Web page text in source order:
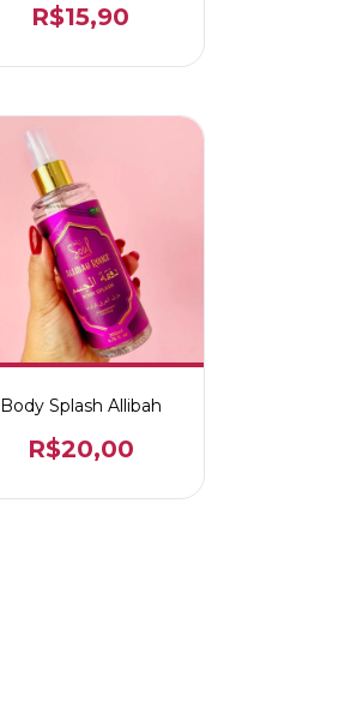
R$15,90
Body Splash Allibah
R$20,00